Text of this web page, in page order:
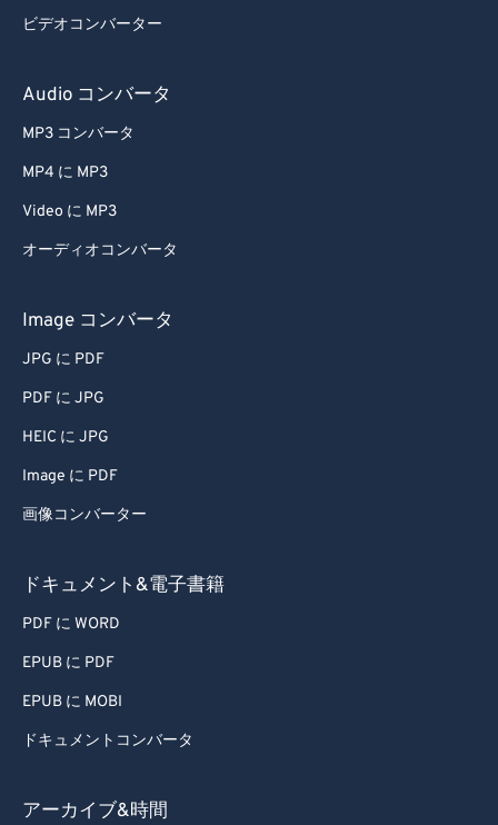
ビデオコンバーター
Audio コンバータ
MP3 コンバータ
MP4 に MP3
Video に MP3
オーディオコンバータ
Image コンバータ
JPG に PDF
PDF に JPG
HEIC に JPG
Image に PDF
画像コンバーター
ドキュメント&電子書籍
PDF に WORD
EPUB に PDF
EPUB に MOBI
ドキュメントコンバータ
アーカイブ&時間